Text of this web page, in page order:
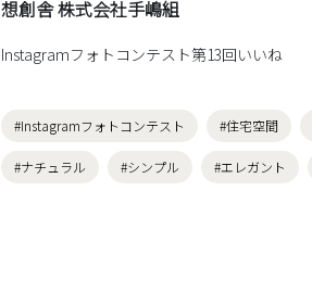
想創舎 株式会社手嶋組
Instagramフォトコンテスト第13回いいね
#Instagramフォトコンテスト #住宅空間
#ナチュラル #シンプル #エレガント